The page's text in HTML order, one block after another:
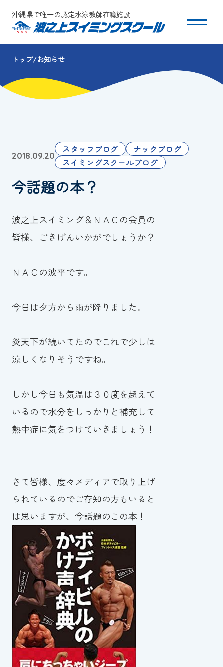
沖縄県で唯一の認定水泳教師在籍施設
スクールについて
コース・クラス紹介
団体会員募集
保護者の方へ
採用情報
お知らせ
カレンダー
平日 9:00～22:00｜土祝 9:00～21:00
メールでお問い合わせ
トップ お知らせ
2018.09.20
スタッフブログ
ナックブログ
スイミングスクールブログ
今話題の本？
波之上スイミング＆ＮＡＣの会員の
皆様、ごきげんいかがでしょうか？
ＮＡＣの波平です。
今日は夕方から雨が降りました。
炎天下が続いてたのでこれで少しは
涼しくなりそうですね。
しかし今日も気温は３０度を超えて
いるので水分をしっかりと補充して
熱中症に気をつけていきましょう！
さて皆様、度々メディアで取り上げ
られているのでご存知の方もいると
は思いますが、今話題のこの本！